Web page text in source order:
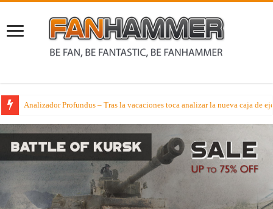
Listas Competitivas Warhammer 40000 – El poder de España en el WTC